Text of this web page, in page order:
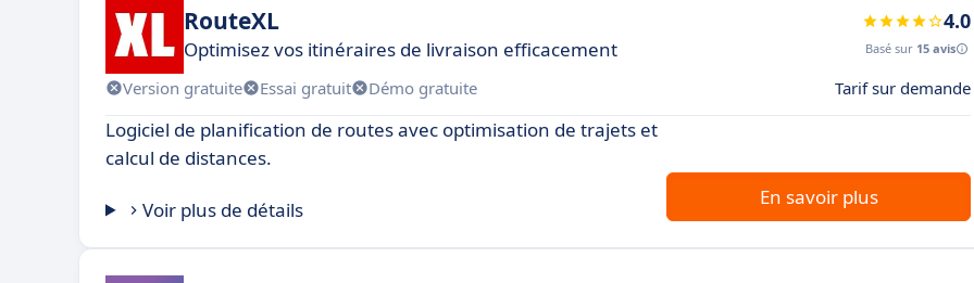
RouteXL
Optimisez vos itinéraires de livraison efficacement
4.0
Basé sur 15 avis
Version gratuite Essai gratuit Démo gratuite Tarif sur demande
Logiciel de planification de routes avec optimisation de trajets et
calcul de distances.
Voir plus de détails
En savoir plus